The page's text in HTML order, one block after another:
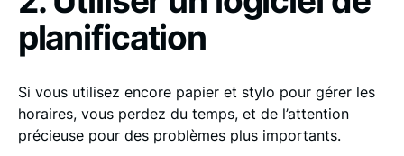
planification
Si vous utilisez encore papier et stylo pour gérer les
horaires, vous perdez du temps, et de l’attention
précieuse pour des problèmes plus importants.